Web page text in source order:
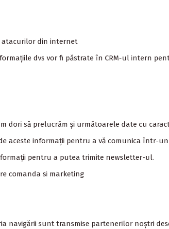
atacurilor din internet
dvs vor fi păstrate în CRM-ul intern
dori să prelucrăm și următoarele date cu
aceste informații pentru a vă comunica într-
pentru a putea trimite newsletter-ul.
comanda si marketing
navigării sunt transmise partenerilor noștri